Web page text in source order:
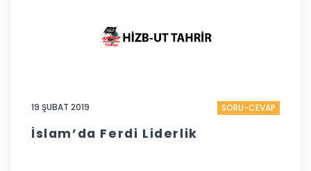
19 ŞUBAT 2019 SORU-CEVAP
İslam’da Ferdi Liderlik